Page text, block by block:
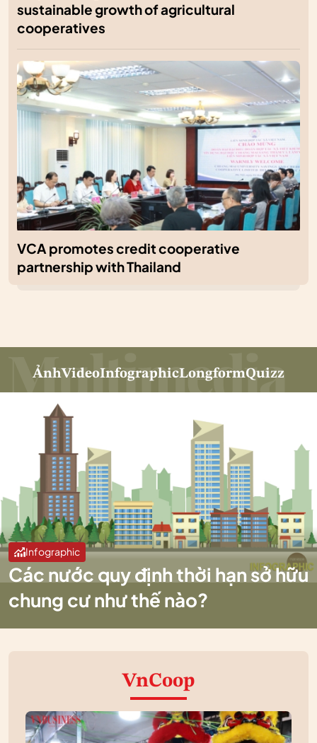
sustainable growth of agricultural
cooperatives
VCA promotes credit cooperative
partnership with Thailand
ẢnhVideoInfographicLongformQuizz
Infographic
Các nước quy định thời hạn sở hữu
chung cư như thế nào?
VnCoop